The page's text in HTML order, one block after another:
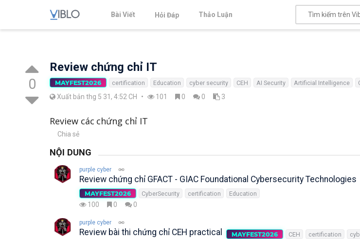
Bài Viết Hỏi Đáp Thảo Luận
0
Review chứng chỉ IT
MAYFEST2026 certification Education cyber security CEH AI Security Artificial Intelligence
Xuất bản thg 5 31, 4:52 CH • 101 0 0 3
Review các chứng chỉ IT
Chia sẻ
NỘI DUNG
purple cyber
Review chứng chỉ GFACT - GIAC Foundational Cybersecurity Technologies
MAYFEST2026 CyberSecurity certification Education
100 0 0
purple cyber
Review bài thi chứng chỉ CEH practical MAYFEST2026 CEH certification